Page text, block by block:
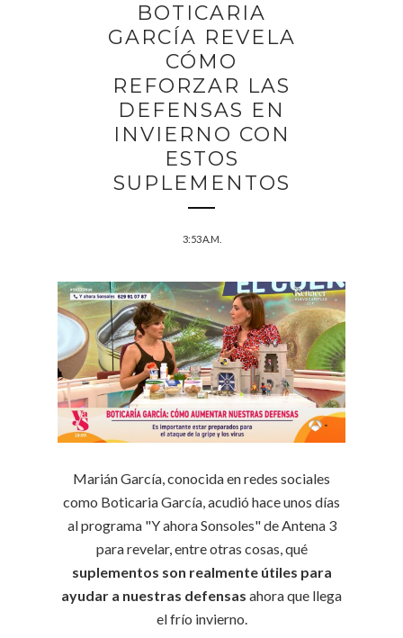
BOTICARIA
GARCÍA REVELA
CÓMO
REFORZAR LAS
DEFENSAS EN
INVIERNO CON
ESTOS
SUPLEMENTOS
3:53 A.M.
Marián García, conocida en redes sociales
como Boticaria García, acudió hace unos días
al programa "Y ahora Sonsoles" de Antena 3
para revelar, entre otras cosas, qué
suplementos son realmente útiles para
ayudar a nuestras defensas ahora que llega
el frío invierno.